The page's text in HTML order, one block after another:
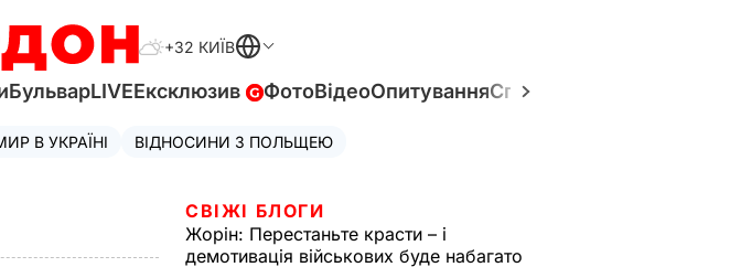
+32 КИЇВ
БульварLIVEЕксклюзив ФотоВідеоОпитуванняСпецпроєкти
В УКРАЇНІ ВІДНОСИНИ З ПОЛЬЩЕЮ
СВІЖІ БЛОГИ
Жорін: Перестаньте красти – і
демотивація військових буде набагато